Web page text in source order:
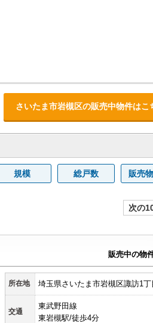
さいたま市岩槻区の販売中物件はこ
規模 総戸数 販売
次の
販売中の物
所在地 埼玉県さいたま市岩槻区諏訪1丁
交通
東武野田線
東岩槻駅/徒歩4分